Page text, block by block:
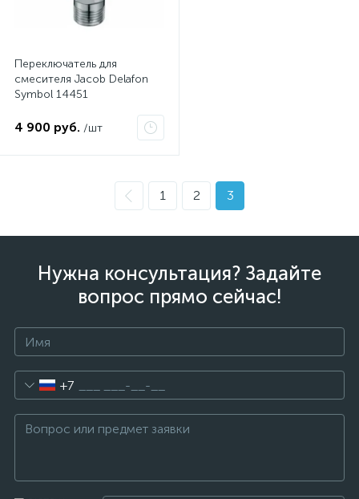
Переключатель для
смесителя Jacob Delafon
Symbol 14451
4 900 руб. /шт
1 2 3
Нужна консультация? Задайте
вопрос прямо сейчас!
+7